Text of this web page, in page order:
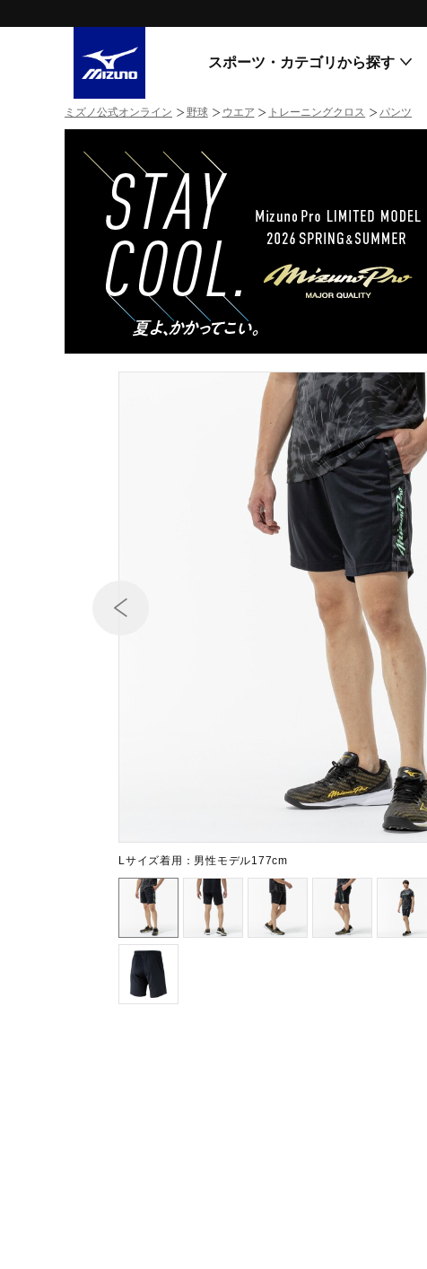
スポーツ・カテゴリから探す
スニーカー
ライフスタイルウエア
ランニング
サッカー／フットサル
トレーニング
ウィンタースポーツ
サポーター
健康／エクササイズ
ジュニア／キッズ
メディカル
コラボ／ライセンス
WAVE RIDER
ゴアテックス
その他シリーズ
スニーカー商品をすべて見る
ミズノ公式オンライン 野球 ウエア トレーニングクロス パンツ
Lサイズ着用：男性モデル177cm